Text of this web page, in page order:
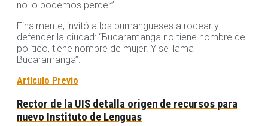
no lo podemos perder”.
Finalmente, invitó a los bumangueses a rodear y
defender la ciudad: “Bucaramanga no tiene nombre de
político, tiene nombre de mujer. Y se llama
Bucaramanga”.
Artículo Previo
Rector de la UIS detalla origen de recursos para
nuevo Instituto de Lenguas